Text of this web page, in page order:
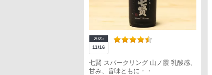
2025
11/16
七賢 スパークリング 山ノ霞 乳酸感、
甘み、旨味ともに・・